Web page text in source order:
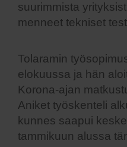
suurimmista
menneet tekniset
Tolaramin
elokuussa ja hän
Korona-ajan
Aniket työskenteli
kunnes saapui
tammikuun alussa